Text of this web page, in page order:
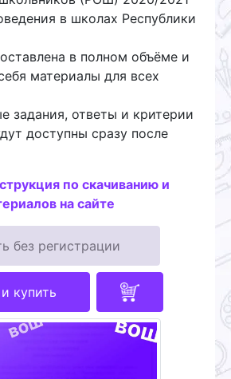
в школах Республики
в полном объёме и
материалы для всех
задания, ответы и критерии
доступны сразу после
по скачиванию и
на сайте
без регистрации
купить